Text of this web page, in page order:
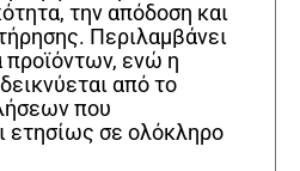
την απόδοση και
Περιλαμβάνει
προϊόντων, ενώ η
από το
που
ετησίως σε ολόκληρο